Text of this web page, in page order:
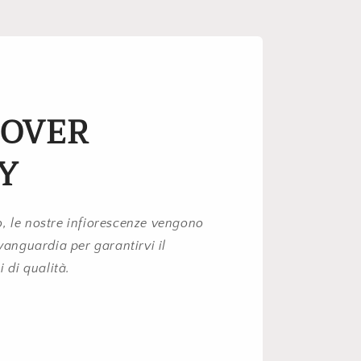
le nostre infiorescenze vengono
per garantirvi il
di qualità.